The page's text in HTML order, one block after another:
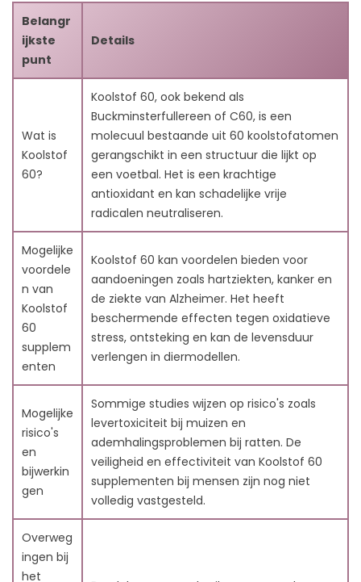
Carbon 60?
7.5. V5: Is het veilig om Carbon 60-supplementen te
7.6. V6: Hoe kies ik een Carbon 60-supplement?
7.7. V7: Kan Carbon 60 de levensverwachting
verlengen?
7.8. V8: Wie heeft Carbon 60 ontdekt?
7.9. V9: Waarom is het vernoemd naar Richard
7.10. V10: Kan Carbon 60 interageren met andere
medicijnen?
Belangr
ijkste
punt
Details
Wat is
Koolstof
60?
Koolstof 60, ook bekend als
Buckminsterfullereen of C60, is een
molecuul bestaande uit 60 koolstofatomen
gerangschikt in een structuur die lijkt op
een voetbal. Het is een krachtige
antioxidant en kan schadelijke vrije
radicalen neutraliseren.
Mogelijke
voordele
n van
Koolstof
60
supplem
enten
Koolstof 60 kan voordelen bieden voor
aandoeningen zoals hartziekten, kanker en
de ziekte van Alzheimer. Het heeft
beschermende effecten tegen oxidatieve
stress, ontsteking en kan de levensduur
verlengen in diermodellen.
Mogelijke
risico's
en
bijwerkin
gen
Sommige studies wijzen op risico's zoals
levertoxiciteit bij muizen en
ademhalingsproblemen bij ratten. De
veiligheid en effectiviteit van Koolstof 60
supplementen bij mensen zijn nog niet
volledig vastgesteld.
Overweg
ingen bij
het